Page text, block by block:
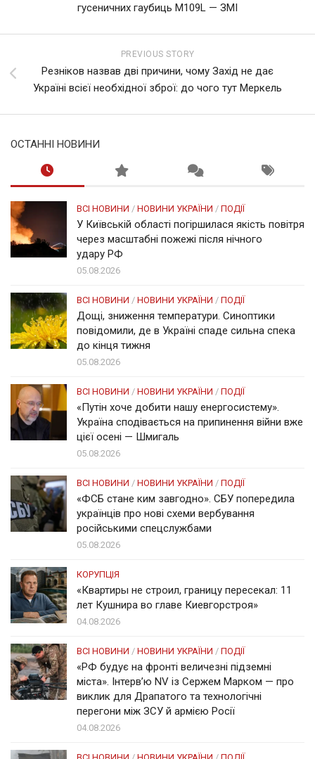
гусеничних гаубиць М109L — ЗМІ
PREVIOUS STORY
Резніков назвав дві причини, чому Захід не дає
Україні всієї необхідної зброї: до чого тут Меркель
ОСТАННІ НОВИНИ
ВСІ НОВИНИ / НОВИНИ УКРАЇНИ / ПОДІЇ
У Київській області погіршилася якість повітря
через масштабні пожежі після нічного
удару РФ
05.08.2026
ВСІ НОВИНИ / НОВИНИ УКРАЇНИ / ПОДІЇ
Дощі, зниження температури. Синоптики
повідомили, де в Україні спаде сильна спека
до кінця тижня
05.08.2026
ВСІ НОВИНИ / НОВИНИ УКРАЇНИ / ПОДІЇ
«Путін хоче добити нашу енергосистему».
Україна сподівається на припинення війни вже
цієї осені — Шмигаль
05.08.2026
ВСІ НОВИНИ / НОВИНИ УКРАЇНИ / ПОДІЇ
«ФСБ стане ким завгодно». СБУ попередила
українців про нові схеми вербування
російськими спецслужбами
05.08.2026
КОРУПЦІЯ
«Квартиры не строил, границу пересекал: 11
лет Кушнира во главе Киевгорстроя»
04.08.2026
ВСІ НОВИНИ / НОВИНИ УКРАЇНИ / ПОДІЇ
«РФ будує на фронті величезні підземні
міста». Інтерв’ю NV із Сержем Марком — про
виклик для Драпатого та технологічні
перегони між ЗСУ й армією Росії
04.08.2026